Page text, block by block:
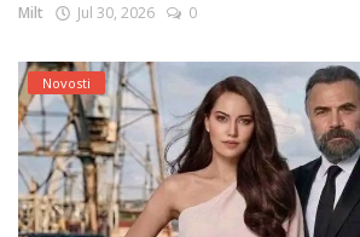
Milt Jul 30, 2026 0
Novosti